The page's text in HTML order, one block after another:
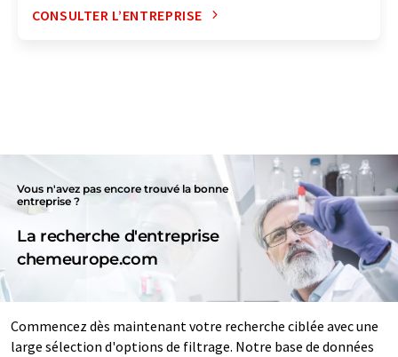
CONSULTER L’ENTREPRISE
Vous n'avez pas encore trouvé la bonne
entreprise ?
La recherche d'entreprise
chemeurope.com
Commencez dès maintenant votre recherche ciblée avec une
large sélection d'options de filtrage. Notre base de données